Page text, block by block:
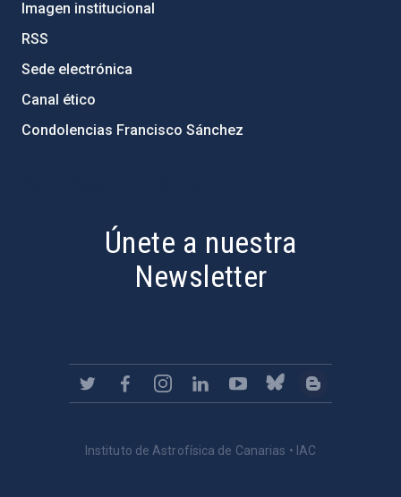
Imagen institucional
RSS
Sede electrónica
Canal ético
Condolencias Francisco Sánchez
Únete a nuestra
Newsletter
Instituto de Astrofísica de Canarias • IAC